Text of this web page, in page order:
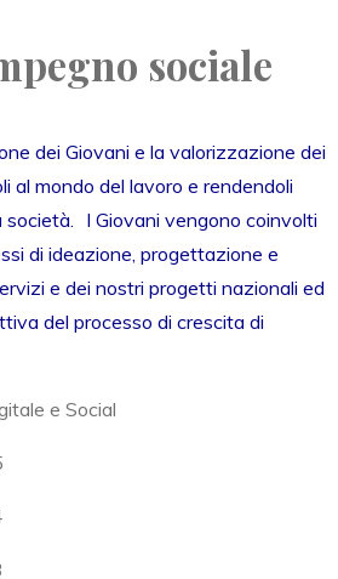
sociale
dei Giovani e la valorizzazione dei
al mondo del lavoro e rendendoli
I Giovani vengono coinvolti
di ideazione, progettazione e
e dei nostri progetti nazionali ed
del processo di crescita di